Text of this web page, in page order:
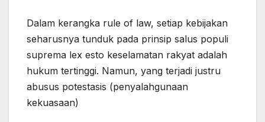
Dalam kerangka rule of law, setiap kebijakan
seharusnya tunduk pada prinsip salus populi
suprema lex esto keselamatan rakyat adalah
hukum tertinggi. Namun, yang terjadi justru
abusus potestasis (penyalahgunaan
kekuasaan)